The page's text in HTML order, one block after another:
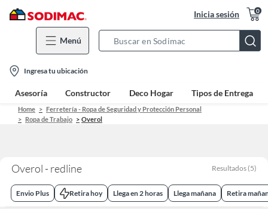
Inicia sesión 0
Menú
Bar
location-
icon
Ingresa tu ubicación
Asesoría Constructor Deco Hogar Tipos de Entrega
Home
Ferretería - Ropa de Seguridad y Protección Personal
Ropa de Trabajo
Overol
Overol - redline Resultados (5)
Envio Plus Retira hoy Llega en 2 horas Llega mañana Retira